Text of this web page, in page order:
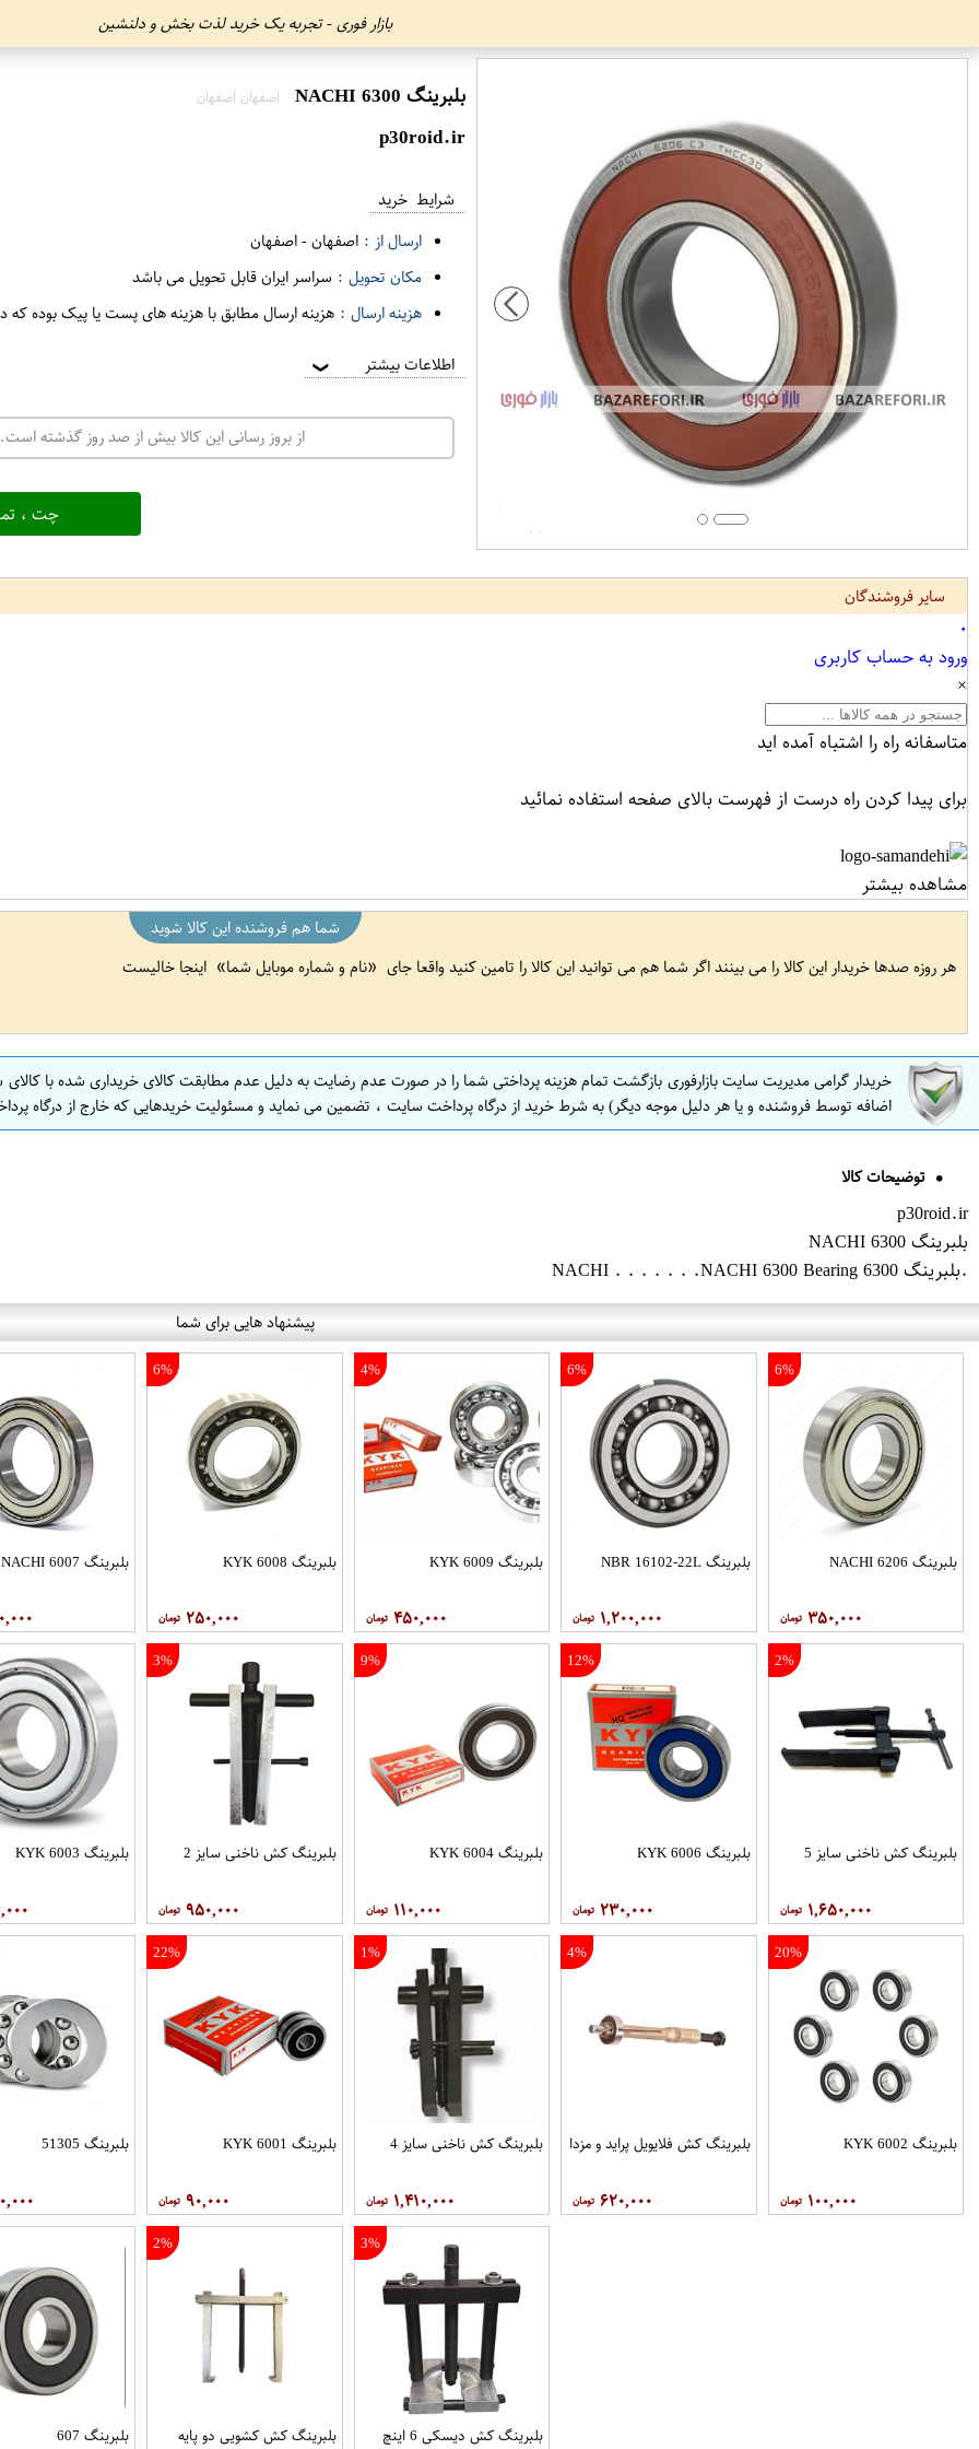
بازار فوری - تجربه یک خرید لذت بخش و دلنشین
بلبرینگ 6300 NACHI اصفهان اصفهان
p30roid.ir
شرایط خرید
ارسال از : اصفهان-اصفهان
مکان تحویل : سراسر ایران قابل تحویل می باشد
هزینه ارسال : هزینه ارسال مطابق با هزینه های پست یا پیک بوده
اطلاعات بیشتر ❯
از بروز رسانی این کالا بیش از صد روز گذشته
چت ،
سایر فروشندگان
۰
ورود به حساب کاربری
×
متاسفانه راه را اشتباه آمده اید
برای پیدا کردن راه درست از فهرست بالای صفحه استفاده نمائید
مشاهده بیشتر
شما هم فروشنده این کالا شوید
هر روزه صدها خریدار این کالا را می بینند اگر شما هم می توانید این کالا را تامین کنید واقعا جای
نام و شماره موبایل شما اینجا خالیست
خریدار گرامی مدیریت سایت بازارفوری بازگشت تمام هزینه پرداختی شما را در صورت عدم رضایت به دلیل عدم مطابقت کالای خریداری شده با
اضافه توسط فروشنده و یا هر دلیل موجه دیگر) به شرط خرید از درگاه پرداخت سایت ، تضمین می نماید و مسئولیت خریدهایی که خارج از درگاه
توضیحات کالا
p30roid.ir
بلبرینگ 6300 NACHI
.بلبرینگ 6300 NACHI . . . . . . .NACHI 6300 Bearing
پیشنهاد هایی برای شما
6%
بلبرینگ 6206 NACHI
۳۵۰,۰۰۰
6%
بلبرینگ NBR 16102-22L
۱,۲۰۰,۰۰۰
4%
بلبرینگ 6009 KYK
۴۵۰,۰۰۰
6%
بلبرینگ 6008 KYK
۲۵۰,۰۰۰
بلبرینگ 6007 NACHI
2%
بلبرینگ کش ناخنی سایز 5
۱,۶۵۰,۰۰۰
12%
بلبرینگ 6006 KYK
۲۳۰,۰۰۰
9%
بلبرینگ 6004 KYK
۱۱۰,۰۰۰
3%
بلبرینگ کش ناخنی سایز 2
۹۵۰,۰۰۰
بلبرینگ 6003 KYK
20%
بلبرینگ 6002 KYK
۱۰۰,۰۰۰
4%
بلبرینگ کش فلایویل پراید و مزدا
۶۲۰,۰۰۰
1%
بلبرینگ کش ناخنی سایز 4
۱,۴۱۰,۰۰۰
22%
بلبرینگ 6001 KYK
۹۰,۰۰۰
بلبرینگ 51305
3%
بلبرینگ کش دیسکی 6 اینچ
2%
بلبرینگ کش کشویی دو پایه
بلبرینگ 607